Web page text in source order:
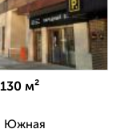
м²
Южная